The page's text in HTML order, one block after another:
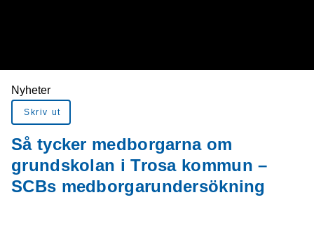
Du är här:
Nyheter
Skriv ut
Så tycker medborgarna om
grundskolan i Trosa kommun –
SCBs medborgarundersökning